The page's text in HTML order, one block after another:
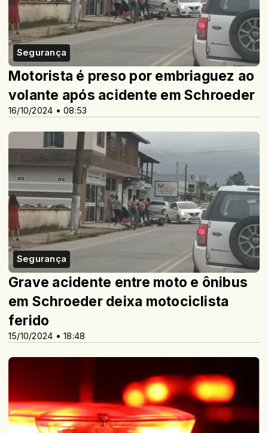
Segurança
16/10/2024 • 08:53
Motorista é preso por embriaguez ao
volante após acidente em Schroeder
Segurança
15/10/2024 • 18:48
Grave acidente entre moto e ônibus
em Schroeder deixa motociclista
ferido